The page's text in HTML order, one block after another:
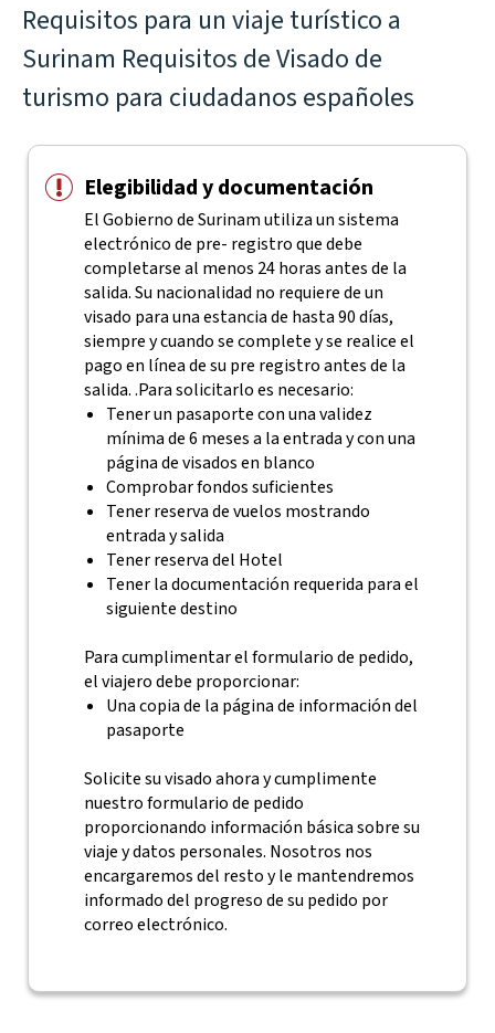
Requisitos para un viaje turístico a
Surinam Requisitos de Visado de
turismo para ciudadanos españoles
Elegibilidad y documentación
El Gobierno de Surinam utiliza un sistema
electrónico de pre- registro que debe
completarse al menos 24 horas antes de la
salida. Su nacionalidad no requiere de un
visado para una estancia de hasta 90 días,
siempre y cuando se complete y se realice el
pago en línea de su pre registro antes de la
salida. .Para solicitarlo es necesario:
Tener un pasaporte con una validez
mínima de 6 meses a la entrada y con una
página de visados en blanco
Comprobar fondos suficientes
Tener reserva de vuelos mostrando
entrada y salida
Tener reserva del Hotel
Tener la documentación requerida para el
siguiente destino
Para cumplimentar el formulario de pedido,
el viajero debe proporcionar:
Una copia de la página de información del
pasaporte
Solicite su visado ahora y cumplimente
nuestro formulario de pedido
proporcionando información básica sobre su
viaje y datos personales. Nosotros nos
encargaremos del resto y le mantendremos
informado del progreso de su pedido por
correo electrónico.